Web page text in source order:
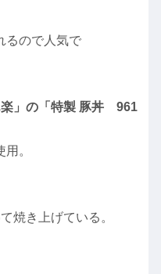
るので人気で
楽」の「特製 豚丼 961
。
焼き上げている。